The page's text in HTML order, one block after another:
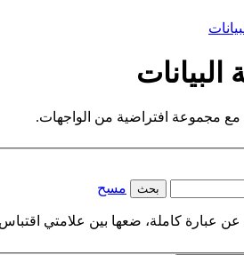
مع مجموعة افتراضية من الواجهات.
بحث مسح
عبارة كاملة، ضعها بين علامتي